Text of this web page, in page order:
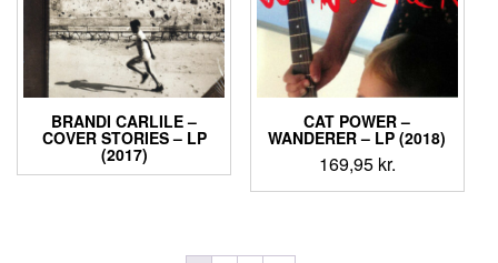
BRANDI CARLILE –
COVER STORIES – LP
(2017)
CAT POWER ‎–
WANDERER – LP (2018)
169,95 kr.